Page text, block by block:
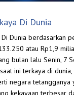
Di Dunia
Dunia berdasarkan
atau Rp1,9
bulan lalu Senin, 7
ini terkaya di
negara tetangganya
kekayaan terbesar